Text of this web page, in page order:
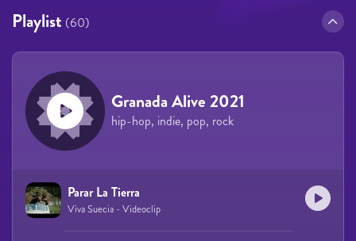
Playlist (60)
Granada Alive 2021
hip-hop, indie, pop, rock
Parar La Tierra
Viva Suecia - Videoclip